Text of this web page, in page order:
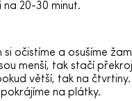
na 20-30 minut.
si očistíme a osušíme
menší, tak stačí
větší, tak na čtvrtiny.
pokrájíme na plátky.